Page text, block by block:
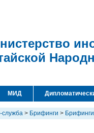
МИД
служба > Брифинги > Брифинги